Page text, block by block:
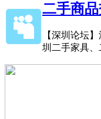
二手商
【深圳论坛
圳二手家具